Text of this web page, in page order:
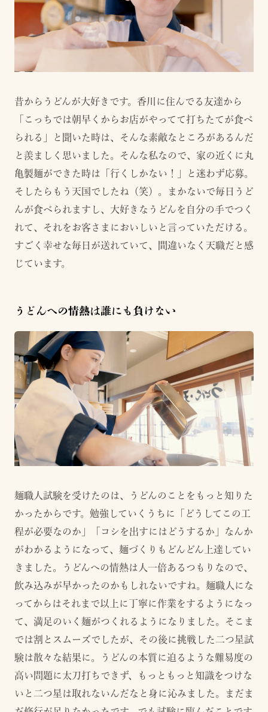
昔からうどんが大好きです。香川に住んでる友達から
「こっちでは朝早くからお店がやってて打ちたてが食べ
られる」と聞いた時は、そんな素敵なところがあるんだ
と羨ましく思いました。そんな私なので、家の近くに丸
亀製麺ができた時は「行くしかない！」と迷わず応募。
そしたらもう天国でしたね（笑）。まかないで毎日うど
んが食べられますし、大好きなうどんを自分の手でつく
れて、それをお客さまにおいしいと言っていただける。
すごく幸せな毎日が送れていて、間違いなく天職だと感
じています。
うどんへの情熱は誰にも負けない
麺職人試験を受けたのは、うどんのことをもっと知りた
かったからです。勉強していくうちに「どうしてこの工
程が必要なのか」「コシを出すにはどうするか」なんか
がわかるようになって、麺づくりもどんどん上達してい
きました。うどんへの情熱は人一倍あるつもりなので、
飲み込みが早かったのかもしれないですね。麺職人にな
ってからはそれまで以上に丁寧に作業をするようになっ
て、満足のいく麺がつくれるようになりました。そこま
では割とスムーズでしたが、その後に挑戦した二つ星試
験は散々な結果に。うどんの本質に迫るような難易度の
高い問題に太刀打ちできず、もっともっと知識をつけな
いと二つ星は取れないんだなと身に沁みました。まだま